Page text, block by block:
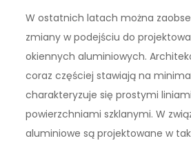
W ostatnich latach można
zmiany w podejściu do
okiennych aluminiowych.
coraz częściej stawiają na
charakteryzuje się prostymi
powierzchniami szklanymi. W
aluminiowe są projektowane w